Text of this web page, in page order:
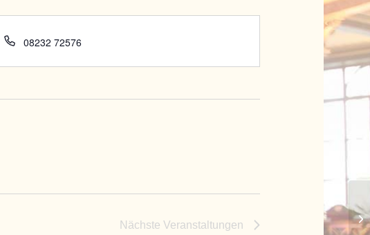
Telefon
08232 72576
Nächste Veranstaltungen